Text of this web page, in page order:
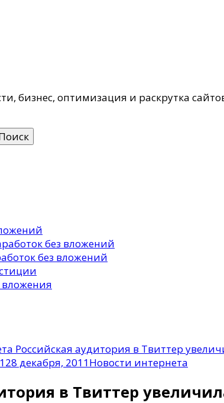
бизнес, оптимизация и раскрутка
без вложений
без вложений
Российская аудитория в Твиттер
28 декабря, 2011Новости интернета
в Твиттер